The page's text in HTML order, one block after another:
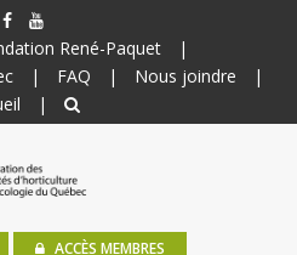
René-Paquet
|
| FAQ | Nous joindre
|
|
ACCÈS MEMBRES